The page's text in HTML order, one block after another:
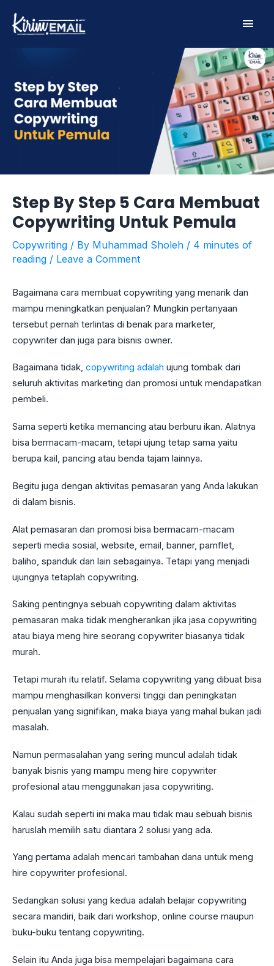
content
Main
Step By Step 5 Cara Membuat
Copywriting Untuk Pemula
Copywriting / By Muhammad Sholeh / 4 minutes of
reading / Leave a Comment
Bagaimana cara membuat copywriting yang menarik dan
mampu meningkatkan penjualan? Mungkin pertanyaan
tersebut pernah terlintas di benak para marketer,
copywriter dan juga para bisnis owner.
Bagaimana tidak, copywriting adalah ujung tombak dari
seluruh aktivitas marketing dan promosi untuk mendapatkan
pembeli.
Sama seperti ketika memancing atau berburu ikan. Alatnya
bisa bermacam-macam, tetapi ujung tetap sama yaitu
berupa kail, pancing atau benda tajam lainnya.
Begitu juga dengan aktivitas pemasaran yang Anda lakukan
di dalam bisnis.
Alat pemasaran dan promosi bisa bermacam-macam
seperti media sosial, website, email, banner, pamflet,
baliho, spanduk dan lain sebagainya. Tetapi yang menjadi
ujungnya tetaplah copywriting.
Saking pentingnya sebuah copywriting dalam aktivitas
pemasaran maka tidak mengherankan jika jasa copywriting
atau biaya meng hire seorang copywriter biasanya tidak
murah.
Tetapi murah itu relatif. Selama copywriting yang dibuat bisa
mampu menghasilkan konversi tinggi dan peningkatan
penjualan yang signifikan, maka biaya yang mahal bukan jadi
masalah.
Namun permasalahan yang sering muncul adalah tidak
banyak bisnis yang mampu meng hire copywriter
profesional atau menggunakan jasa copywriting.
Kalau sudah seperti ini maka mau tidak mau sebuah bisnis
haruslah memilih satu diantara 2 solusi yang ada.
Yang pertama adalah mencari tambahan dana untuk meng
hire copywriter profesional.
Sedangkan solusi yang kedua adalah belajar copywriting
secara mandiri, baik dari workshop, online course maupun
buku-buku tentang copywriting.
Selain itu Anda juga bisa mempelajari bagaimana cara